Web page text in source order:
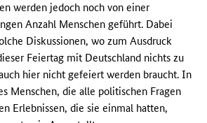
werden jedoch noch von einer
Anzahl Menschen geführt. Dabei
Diskussionen, wo zum Ausdruck
Feiertag mit Deutschland nichts zu
hier nicht gefeiert werden braucht. In
Menschen, die alle politischen Fragen
Erlebnissen, die sie einmal hatten,